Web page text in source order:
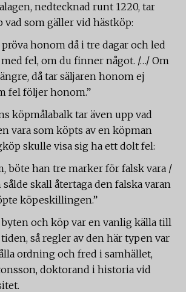
nedtecknad runt 1220, tar
vad som gäller vid hästköp:
honom då i tre dagar och led
fel, om du finner något. /…/ Om
då tar säljaren honom ej
fel följer honom.”
köpmålabalk tar även upp vad
vara som köpts av en köpman
skulle visa sig ha ett dolt fel:
böte han tre marker för falsk vara /
skall återtaga den falska varan
köpeskillingen.”
och köp var en vanlig källa till
så regler av den här typen var
ordning och fred i samhället,
doktorand i historia vid